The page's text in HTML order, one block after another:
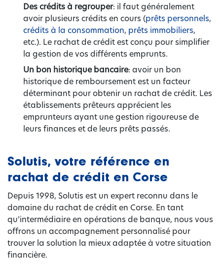
Des crédits à regrouper: il faut généralement
avoir plusieurs crédits en cours (prêts personnels,
crédits à la consommation, prêts immobiliers,
etc.). Le rachat de crédit est conçu pour simplifier
la gestion de vos différents emprunts.
Un bon historique bancaire: avoir un bon
historique de remboursement est un facteur
déterminant pour obtenir un rachat de crédit. Les
établissements prêteurs apprécient les
emprunteurs ayant une gestion rigoureuse de
leurs finances et de leurs prêts passés.
Solutis, votre référence en
rachat de crédit en Corse
Depuis 1998, Solutis est un expert reconnu dans le
domaine du rachat de crédit en Corse. En tant
qu’intermédiaire en opérations de banque, nous vous
offrons un accompagnement personnalisé pour
trouver la solution la mieux adaptée à votre situation
financière.